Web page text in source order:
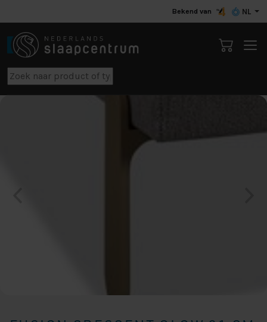
Bekend van NL